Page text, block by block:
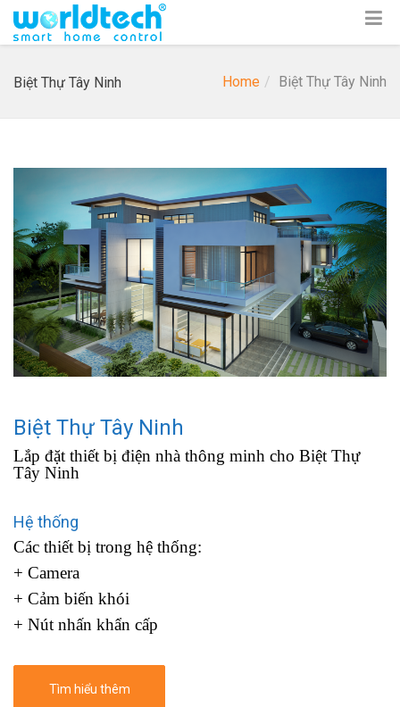
Biệt Thự Tây Ninh Home Biệt Thự Tây Ninh
Biệt Thự Tây Ninh
Lắp đặt thiết bị điện nhà thông minh cho Biệt Thự
Tây Ninh
Hệ thống
Các thiết bị trong hệ thống:
+ Camera
+ Cảm biến khói
+ Nút nhấn khẩn cấp
Tìm hiểu thêm